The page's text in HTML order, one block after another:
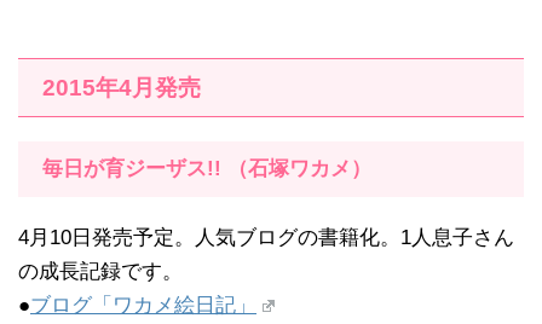
2015年4月発売
毎日が育ジーザス!! （石塚ワカメ）
4月10日発売予定。人気ブログの書籍化。1人息子さん
の成長記録です。
●ブログ「ワカメ絵日記」